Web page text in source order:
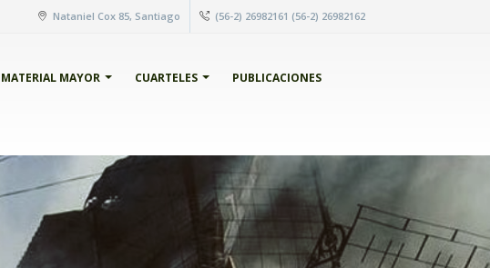
Nataniel Cox 85, Santiago (56-2) 26982161 (56-2) 26982162
MATERIAL MAYOR CUARTELES PUBLICACIONES